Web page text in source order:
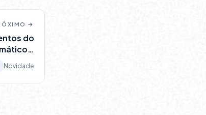
→
do
à
Novidade